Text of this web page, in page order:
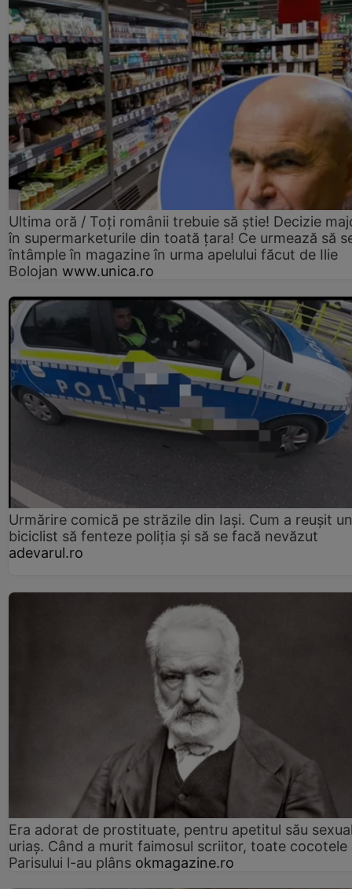
Ultima oră / Toți românii trebuie să știe! Decizie
în supermarketurile din toată țara! Ce urmează să
întâmple în magazine în urma apelului făcut de Ilie
Bolojan www.unica.ro
Urmărire comică pe străzile din Iași. Cum a reușit un
biciclist să fenteze poliția și să se facă nevăzut
adevarul.ro
Era adorat de prostituate, pentru apetitul său
uriaș. Când a murit faimosul scriitor, toate cocotele
Parisului l-au plâns okmagazine.ro